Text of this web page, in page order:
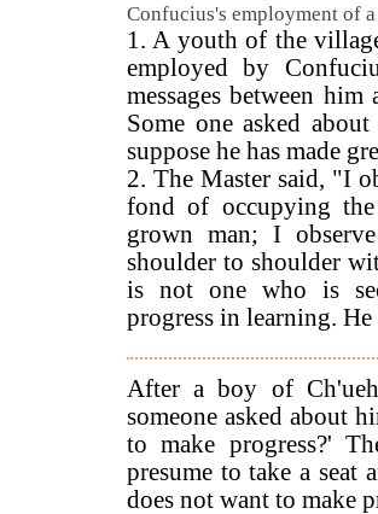
Confucius's employment of
1. A youth of the
employed by
messages between
Some one asked
suppose he has made
2. The Master said, "I
fond of occupying
grown man; I
shoulder to shoulder
is not one who is
progress in learning.
After a boy of
someone asked about
to make progress?'
presume to take a seat
does not want to make